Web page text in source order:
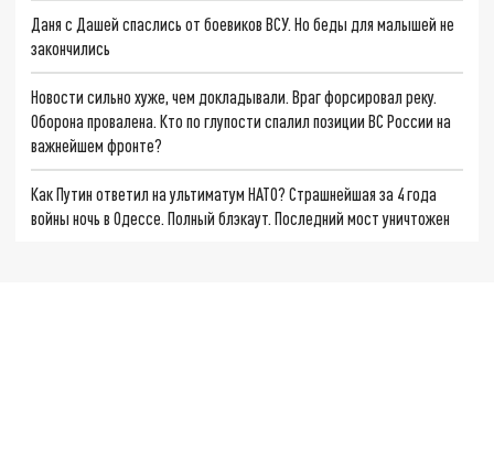
Даня с Дашей спаслись от боевиков ВСУ. Но беды для малышей не
закончились
Новости сильно хуже, чем докладывали. Враг форсировал реку.
Оборона провалена. Кто по глупости спалил позиции ВС России на
важнейшем фронте?
Как Путин ответил на ультиматум НАТО? Страшнейшая за 4 года
войны ночь в Одессе. Полный блэкаут. Последний мост уничтожен